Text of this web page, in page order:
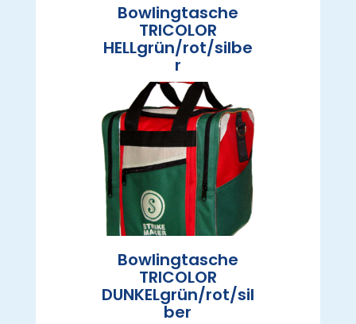
Bowlingtasche
TRICOLOR
HELLgrün/rot/silbe
r
Bowlingtasche
TRICOLOR
DUNKELgrün/rot/sil
ber